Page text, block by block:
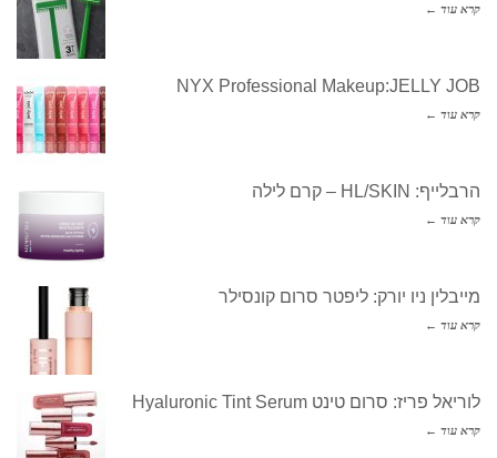
קרא עוד ←
NYX Professional Makeup:JELLY JOB
קרא עוד ←
הרבלייף: HL/SKIN – קרם לילה
קרא עוד ←
מייבלין ניו יורק: ליפטר סרום קונסילר
קרא עוד ←
לוריאל פריז: סרום טינט Hyaluronic Tint Serum
קרא עוד ←